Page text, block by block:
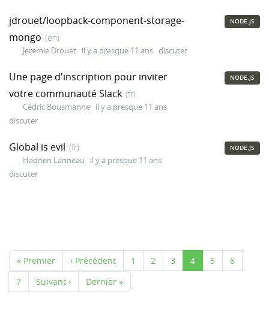
jdrouet/loopback-component-storage-
mongo (en)
Jeremie Drouet il y a presque 11 ans discuter
NODE.JS
Une page d'inscription pour inviter
votre communauté Slack (fr)
Cédric Bousmanne il y a presque 11 ans
discuter
NODE.JS
Global is evil (fr)
Hadrien Lanneau
il y a presque 11 ans
discuter
NODE.JS
« Premier ‹ Précédent 1 2 3 4 5
6
7
Suivant › Dernier »